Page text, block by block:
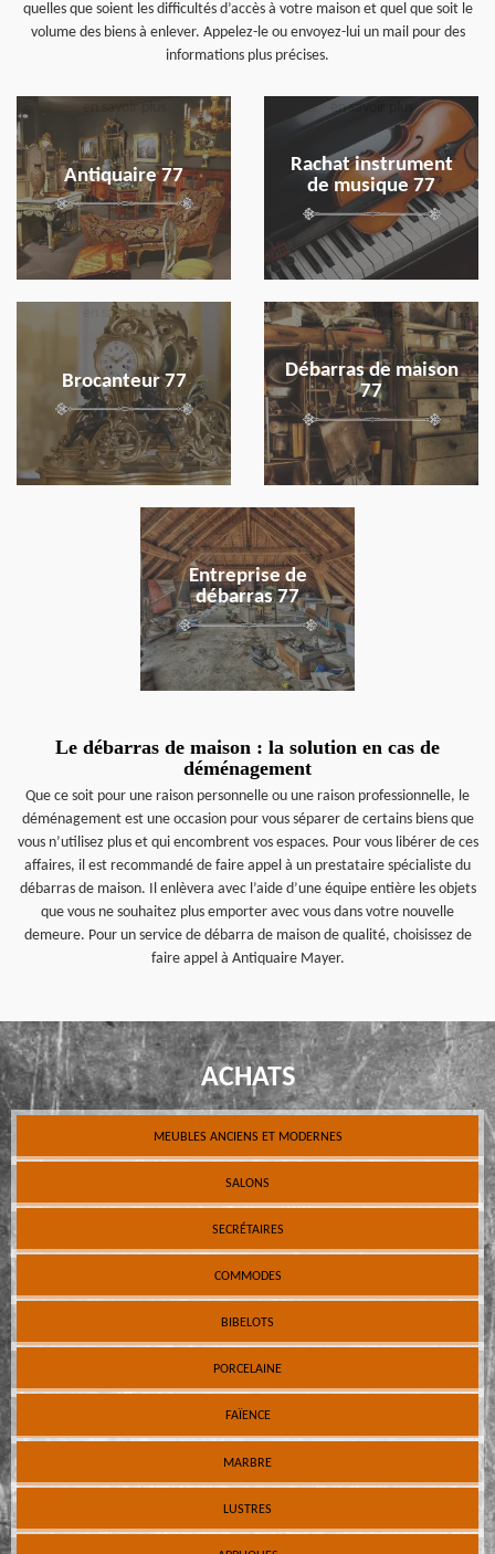
quelles que soient les difficultés d’accès à votre maison et quel que soit le
volume des biens à enlever. Appelez-le ou envoyez-lui un mail pour des
informations plus précises.
Antiquaire 77
en savoir plus
Rachat instrument
de musique 77
en savoir plus
Brocanteur 77
en savoir plus
Débarras de maison
77
en savoir plus
Entreprise de
débarras 77
en savoir plus
Le débarras de maison : la solution en cas de
déménagement
Que ce soit pour une raison personnelle ou une raison professionnelle, le
déménagement est une occasion pour vous séparer de certains biens que
vous n’utilisez plus et qui encombrent vos espaces. Pour vous libérer de ces
affaires, il est recommandé de faire appel à un prestataire spécialiste du
débarras de maison. Il enlèvera avec l’aide d’une équipe entière les objets
que vous ne souhaitez plus emporter avec vous dans votre nouvelle
demeure. Pour un service de débarra de maison de qualité, choisissez de
faire appel à Antiquaire Mayer.
ACHATS
MEUBLES ANCIENS ET MODERNES
SALONS
SECRÉTAIRES
COMMODES
BIBELOTS
PORCELAINE
FAÏENCE
MARBRE
LUSTRES